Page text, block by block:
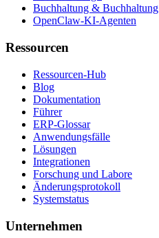
Buchhaltung & Buchhaltung
OpenClaw-KI-Agenten
Ressourcen
Ressourcen-Hub
Blog
Dokumentation
Führer
ERP-Glossar
Anwendungsfälle
Lösungen
Integrationen
Forschung und Labore
Änderungsprotokoll
Systemstatus
Unternehmen